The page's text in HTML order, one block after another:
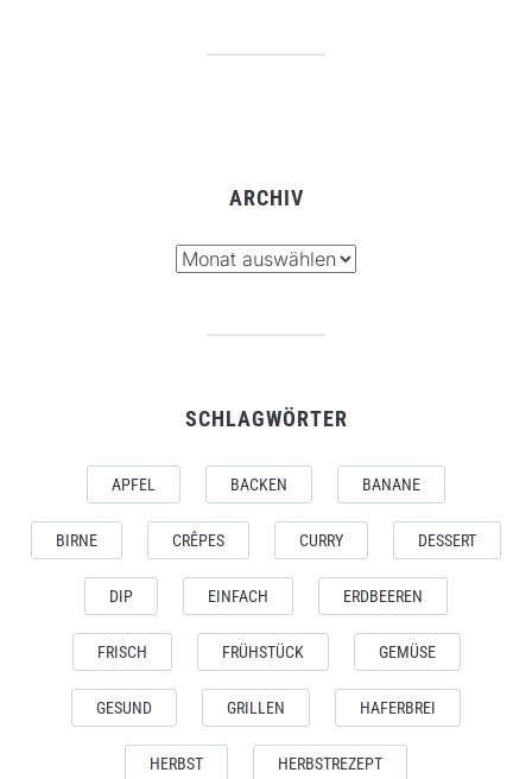
ARCHIV
SCHLAGWÖRTER
APFEL BACKEN BANANE
BIRNE CRÊPES CURRY DESSERT
DIP EINFACH ERDBEEREN
FRISCH FRÜHSTÜCK GEMÜSE
GESUND GRILLEN HAFERBREI
HERBST HERBSTREZEPT